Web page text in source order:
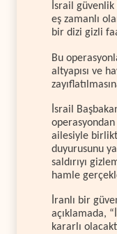
İsrail güvenlik
eş zamanlı
bir dizi gizli
Bu
altyapısı ve
İsrail
ailesiyle
duyurusunu
saldırıyı
hamle
İranlı bir
açıklamada,
kararlı